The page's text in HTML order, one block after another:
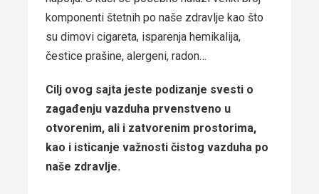
komponenti štetnih po naše zdravlje kao što
su dimovi cigareta, isparenja hemikalija,
čestice prašine, alergeni, radon…
Cilj ovog sajta jeste podizanje svesti o
zagađenju vazduha prvenstveno u
otvorenim, ali i zatvorenim prostorima,
kao i isticanje važnosti čistog vazduha po
naše zdravlje.